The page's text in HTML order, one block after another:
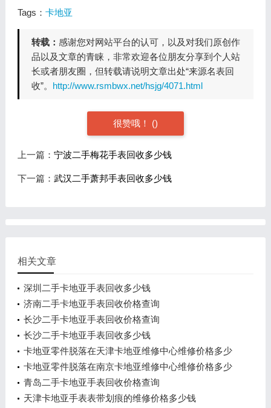
Tags： 卡地亚
转载： 感谢您对网站平台的认可，以及对我们原创作
品以及文章的青睐，非常欢迎各位朋友分享到个人站
长或者朋友圈，但转载请说明文章出处“来源名表回
收”。 http://www.rsmbwx.net/hsjg/4071.html
很赞哦！ ()
上一篇： 宁波二手梅花手表回收多少钱
下一篇： 武汉二手萧邦手表回收多少钱
相关文章
深圳二手卡地亚手表回收多少钱
济南二手卡地亚手表回收价格查询
长沙二手卡地亚手表回收价格查询
长沙二手卡地亚手表回收多少钱
卡地亚零件脱落在天津卡地亚维修中心维修价格多少
钱？
卡地亚零件脱落在南京卡地亚维修中心维修价格多少
钱？
青岛二手卡地亚手表回收价格查询
天津卡地亚手表表带划痕的维修价格多少钱